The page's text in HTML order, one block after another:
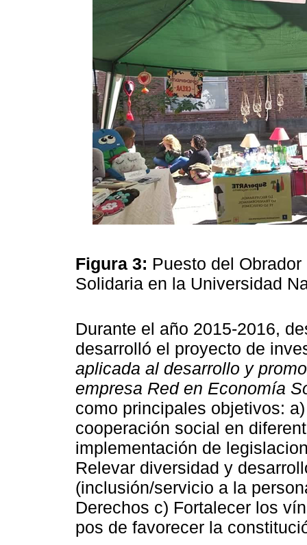
Figura 3: Puesto del
Solidaria en la Universidad
Durante el año 2015-2016,
desarrolló el proyecto de
aplicada al desarrollo y
empresa Red en Economía
como principales objetivos:
cooperación social en
implementación de
Relevar diversidad y
(inclusión/servicio a la
Derechos c) Fortalecer los
pos de favorecer la